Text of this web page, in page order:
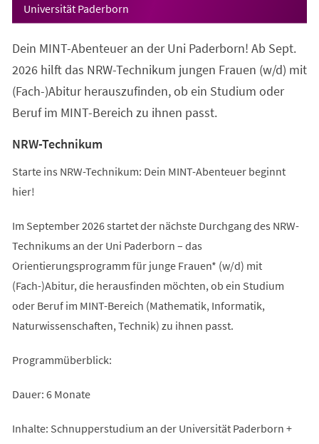
Universität Paderborn
Dein MINT-Abenteuer an der Uni Paderborn! Ab Sept.
2026 hilft das NRW-Technikum jungen Frauen (w/d) mit
(Fach-)Abitur herauszufinden, ob ein Studium oder
Beruf im MINT-Bereich zu ihnen passt.
NRW-Technikum
Starte ins NRW-Technikum: Dein MINT-Abenteuer beginnt
hier!
Im September 2026 startet der nächste Durchgang des NRW-
Technikums an der Uni Paderborn – das
Orientierungsprogramm für junge Frauen* (w/d) mit
(Fach-)Abitur, die herausfinden möchten, ob ein Studium
oder Beruf im MINT-Bereich (Mathematik, Informatik,
Naturwissenschaften, Technik) zu ihnen passt.
Programmüberblick:
Dauer: 6 Monate
Inhalte: Schnupperstudium an der Universität Paderborn +